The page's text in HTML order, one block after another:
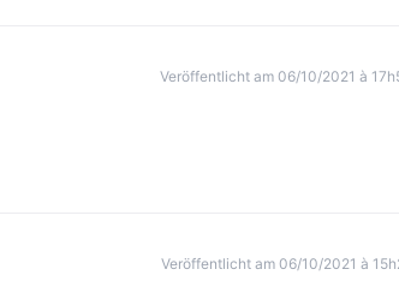
Veröffentlicht am 06/10/2021 à
Veröffentlicht am 06/10/2021 à